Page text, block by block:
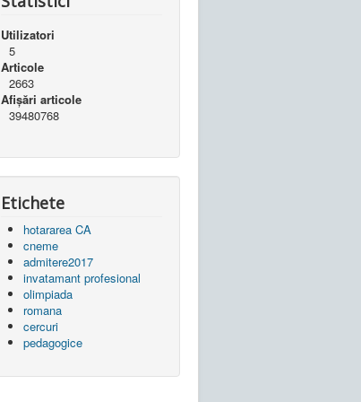
Utilizatori
5
Articole
2663
Afișări articole
39480768
Etichete
hotararea CA
cneme
admitere2017
invatamant profesional
olimpiada
romana
cercuri
pedagogice